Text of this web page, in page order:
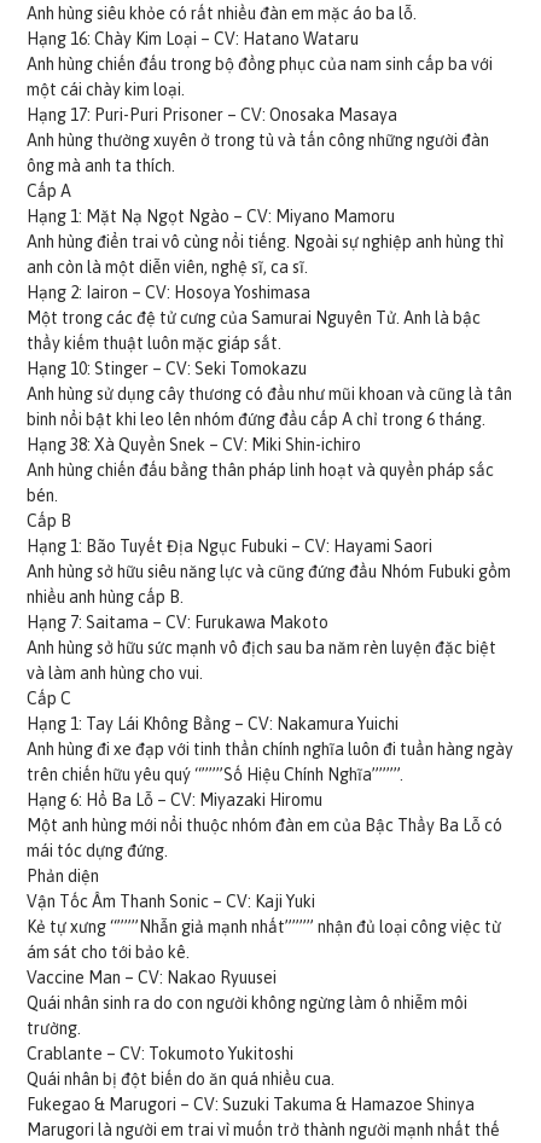
Anh hùng siêu khỏe có rất nhiều đàn em mặc áo ba lỗ.
Hạng 16: Chày Kim Loại – CV: Hatano Wataru
Anh hùng chiến đấu trong bộ đồng phục của nam sinh cấp ba với
một cái chày kim loại.
Hạng 17: Puri-Puri Prisoner – CV: Onosaka Masaya
Anh hùng thường xuyên ở trong tù và tấn công những người đàn
ông mà anh ta thích.
Cấp A
Hạng 1: Mặt Nạ Ngọt Ngào – CV: Miyano Mamoru
Anh hùng điển trai vô cùng nổi tiếng. Ngoài sự nghiệp anh hùng thì
anh còn là một diễn viên, nghệ sĩ, ca sĩ.
Hạng 2: Iairon – CV: Hosoya Yoshimasa
Một trong các đệ tử cưng của Samurai Nguyên Tử. Anh là bậc
thầy kiếm thuật luôn mặc giáp sắt.
Hạng 10: Stinger – CV: Seki Tomokazu
Anh hùng sử dụng cây thương có đầu như mũi khoan và cũng là tân
binh nổi bật khi leo lên nhóm đứng đầu cấp A chỉ trong 6 tháng.
Hạng 38: Xà Quyền Snek – CV: Miki Shin-ichiro
Anh hùng chiến đấu bằng thân pháp linh hoạt và quyền pháp sắc
bén.
Cấp B
Hạng 1: Bão Tuyết Địa Ngục Fubuki – CV: Hayami Saori
Anh hùng sở hữu siêu năng lực và cũng đứng đầu Nhóm Fubuki gồm
nhiều anh hùng cấp B.
Hạng 7: Saitama – CV: Furukawa Makoto
Anh hùng sở hữu sức mạnh vô địch sau ba năm rèn luyện đặc biệt
và làm anh hùng cho vui.
Cấp C
Hạng 1: Tay Lái Không Bằng – CV: Nakamura Yuichi
Anh hùng đi xe đạp với tinh thần chính nghĩa luôn đi tuần hàng ngày
trên chiến hữu yêu quý “”””Số Hiệu Chính Nghĩa””””.
Hạng 6: Hổ Ba Lỗ – CV: Miyazaki Hiromu
Một anh hùng mới nổi thuộc nhóm đàn em của Bậc Thầy Ba Lỗ có
mái tóc dựng đứng.
Phản diện
Vận Tốc Âm Thanh Sonic – CV: Kaji Yuki
Kẻ tự xưng “”””Nhẫn giả mạnh nhất”””” nhận đủ loại công việc từ
ám sát cho tới bảo kê.
Vaccine Man – CV: Nakao Ryuusei
Quái nhân sinh ra do con người không ngừng làm ô nhiễm môi
trường.
Crablante – CV: Tokumoto Yukitoshi
Quái nhân bị đột biến do ăn quá nhiều cua.
Fukegao & Marugori – CV: Suzuki Takuma & Hamazoe Shinya
Marugori là người em trai vì muốn trở thành người mạnh nhất thế